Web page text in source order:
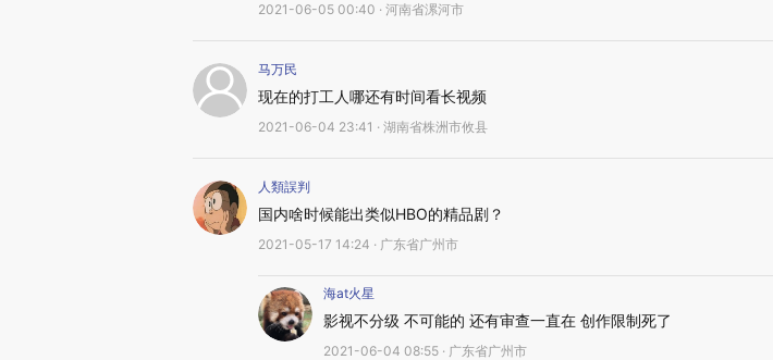
2021-06-05 00:40 · 河南省漯河市
马万民
现在的打工人哪还有时间看长视频
2021-06-04 23:41 · 湖南省株洲市攸县
人類誤判
国内啥时候能出类似HBO的精品剧？
2021-05-17 14:24 · 广东省广州市
海at火星
影视不分级 不可能的 还有审查一直在 创作限制死了
2021-06-04 08:55 · 广东省广州市